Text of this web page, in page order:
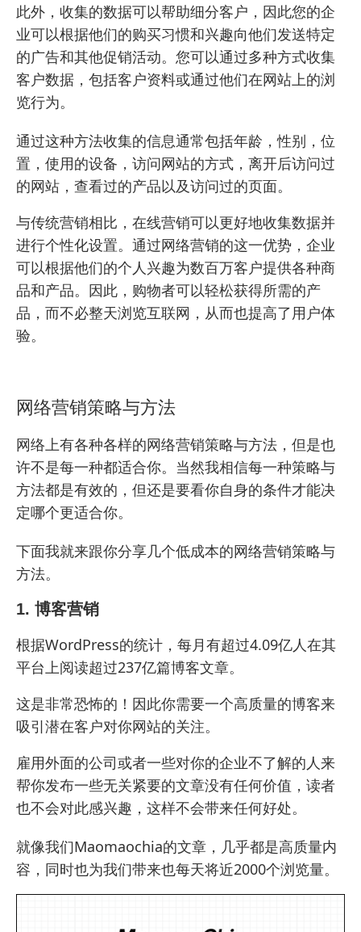
此外，收集的数据可以帮助细分客户，因此您的企
业可以根据他们的购买习惯和兴趣向他们发送特定
的广告和其他促销活动。您可以通过多种方式收集
客户数据，包括客户资料或通过他们在网站上的浏
览行为。
通过这种方法收集的信息通常包括年龄，性别，位
置，使用的设备，访问网站的方式，离开后访问过
的网站，查看过的产品以及访问过的页面。
与传统营销相比，在线营销可以更好地收集数据并
进行个性化设置。通过网络营销的这一优势，企业
可以根据他们的个人兴趣为数百万客户提供各种商
品和产品。因此，购物者可以轻松获得所需的产
品，而不必整天浏览互联网，从而也提高了用户体
验。
网络营销策略与方法
网络上有各种各样的网络营销策略与方法，但是也
许不是每一种都适合你。当然我相信每一种策略与
方法都是有效的，但还是要看你自身的条件才能决
定哪个更适合你。
下面我就来跟你分享几个低成本的网络营销策略与
方法。
1. 博客营销
根据WordPress的统计，每月有超过4.09亿人在其
平台上阅读超过237亿篇博客文章。
这是非常恐怖的！因此你需要一个高质量的博客来
吸引潜在客户对你网站的关注。
雇用外面的公司或者一些对你的企业不了解的人来
帮你发布一些无关紧要的文章没有任何价值，读者
也不会对此感兴趣，这样不会带来任何好处。
就像我们Maomaochia的文章，几乎都是高质量内
容，同时也为我们带来也每天将近2000个浏览量。